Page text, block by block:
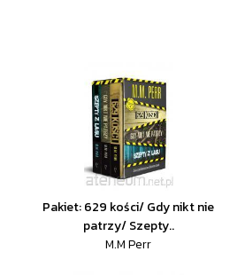
Pakiet: 629 kości/ Gdy nikt nie
patrzy/ Szepty..
M.M Perr